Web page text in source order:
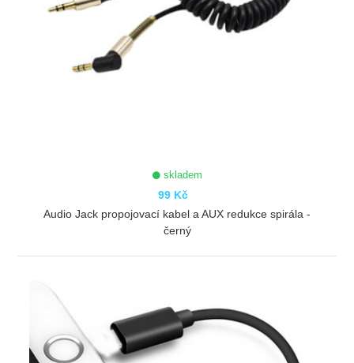
skladem
99 Kč
Audio Jack propojovací kabel a AUX redukce spirála -
černý